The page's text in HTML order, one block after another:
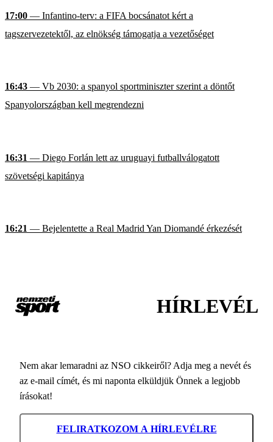
17:00 — Infantino-terv: a FIFA bocsánatot kért a
tagszervezetektől, az elnökség támogatja a vezetőséget
16:43 — Vb 2030: a spanyol sportminiszter szerint a döntőt
Spanyolországban kell megrendezni
16:31 — Diego Forlán lett az uruguayi futballválogatott
szövetségi kapitánya
16:21 — Bejelentette a Real Madrid Yan Diomandé érkezését
HÍRLEVÉL
Nem akar lemaradni az NSO cikkeiről? Adja meg a nevét és
az e-mail címét, és mi naponta elküldjük Önnek a legjobb
írásokat!
FELIRATKOZOM A HÍRLEVÉLRE